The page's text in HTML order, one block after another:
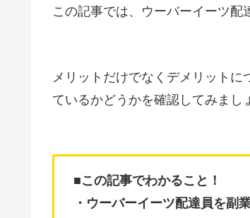
この記事では、ウーバーイーツ配
メリットだけでなくデメリット
ているかどうかを確認してみまし
■この記事でわかること！
・ウーバーイーツ配達員を副